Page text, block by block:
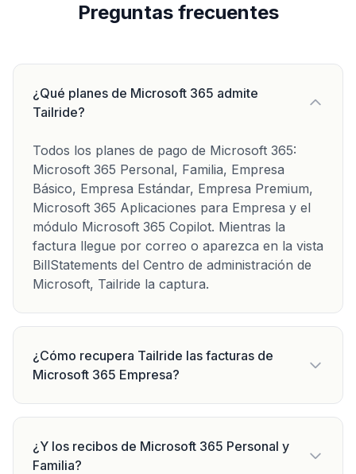
Preguntas frecuentes
¿Qué planes de Microsoft 365 admite
Tailride?
Todos los planes de pago de Microsoft 365:
Microsoft 365 Personal, Familia, Empresa
Básico, Empresa Estándar, Empresa Premium,
Microsoft 365 Aplicaciones para Empresa y el
módulo Microsoft 365 Copilot. Mientras la
factura llegue por correo o aparezca en la vista
BillStatements del Centro de administración de
Microsoft, Tailride la captura.
¿Cómo recupera Tailride las facturas de
Microsoft 365 Empresa?
¿Y los recibos de Microsoft 365 Personal y
Familia?